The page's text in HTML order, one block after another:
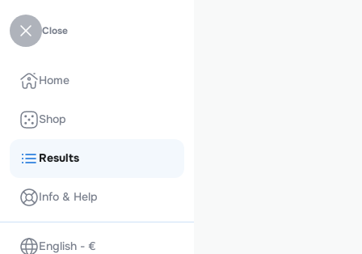
Close
Home
Shop
Results
Info & Help
English - €